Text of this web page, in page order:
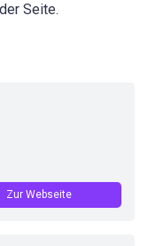
Seite.
Zur Webseite